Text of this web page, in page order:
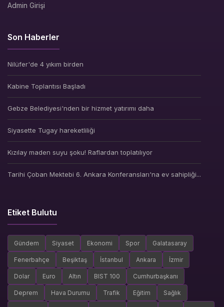
Admin Girişi
Son Haberler
Nilüfer'de 4 yıkım birden
Kabine Toplantısı Başladı
Gebze Belediyesi'nden bir hizmet yatırımı daha
Siyasette Tugay hareketliliği
Kızılay maden suyu şoku! Raflardan toplatılıyor
Tarihi Çoban Mektebi 6. Ankara Konferansları'na ev sahipliği...
Etiket Bulutu
Gündem Siyaset Ekonomi Spor Galatasaray
Fenerbahçe Beşiktaş İstanbul Ankara İzmir
Dolar Euro Altın BIST 100 Cumhurbaşkanı
Deprem Hava Durumu Trafik Eğitim Sağlık